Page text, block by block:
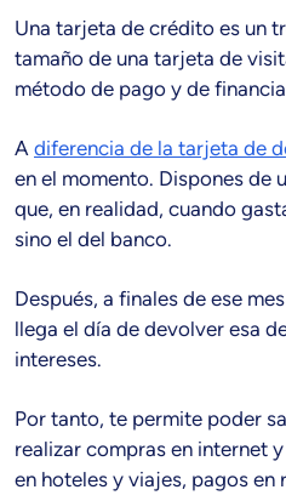
Una tarjeta de crédito es un
tamaño de una tarjeta de
método de pago y de
A diferencia de la tarjeta de
en el momento. Dispones de
que, en realidad, cuando
sino el del banco.
Después, a finales de ese
llega el día de devolver esa
intereses.
Por tanto, te permite poder
realizar compras en internet
en hoteles y viajes, pagos en